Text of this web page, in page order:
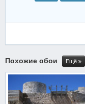
Похожие обои Ещё